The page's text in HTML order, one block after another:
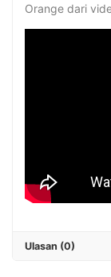
Orange dari
Ulasan (0)